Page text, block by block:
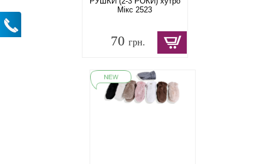
Мікс 2523
70грн.